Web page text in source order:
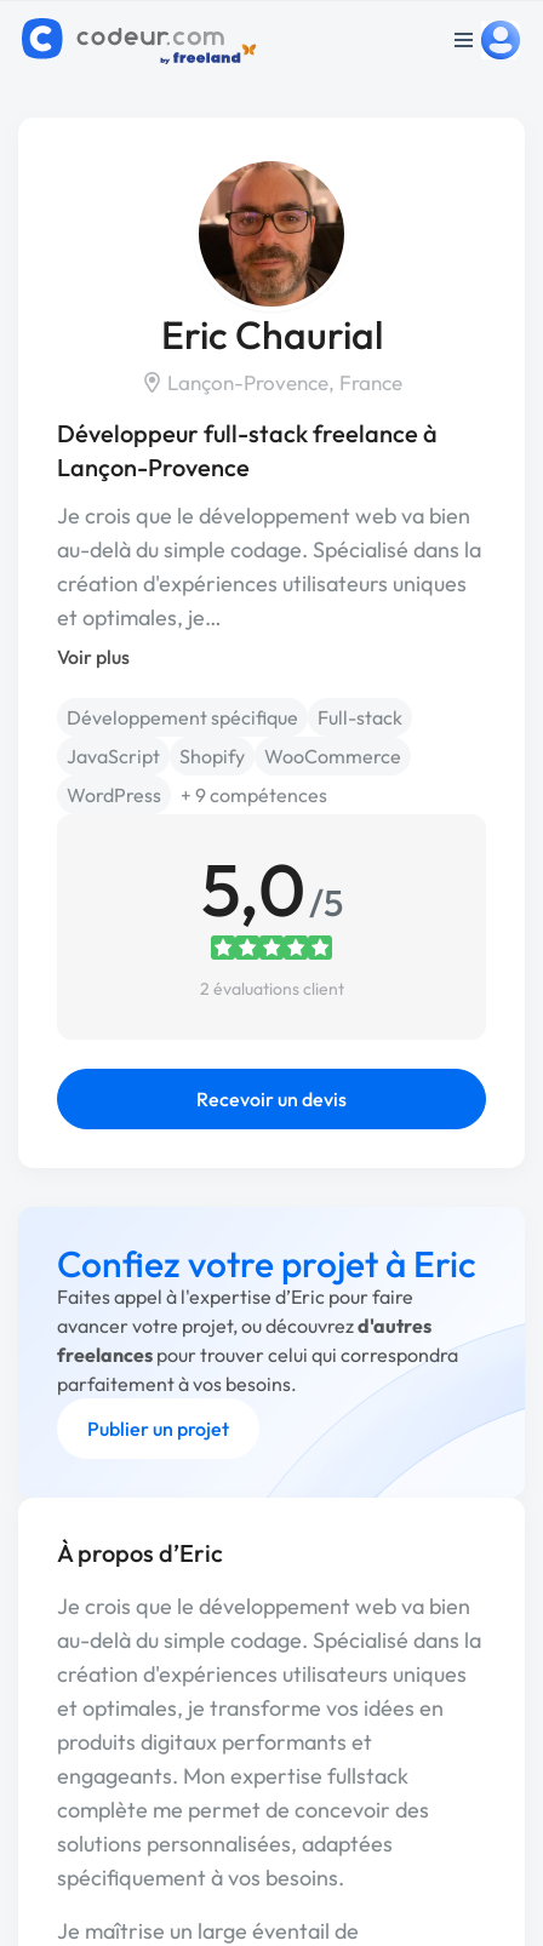
Eric Chaurial
Lançon-Provence, France
Développeur full-stack freelance à
Lançon-Provence
Je crois que le développement web va bien
au-delà du simple codage. Spécialisé dans la
création d'expériences utilisateurs uniques
et optimales, je…
Voir plus
Développement spécifique
Full-stack
JavaScript
Shopify
WooCommerce
WordPress
+ 9 compétences
5,0/5
2 évaluations client
Recevoir un devis
Confiez votre projet à Eric
Faites appel à l'expertise d’Eric pour faire
avancer votre projet, ou découvrezd'autres
freelances pour trouver celui qui correspondra
parfaitement à vos besoins.
Publier un projet
À propos d’Eric
Je crois que le développement web va bien
au-delà du simple codage. Spécialisé dans la
création d'expériences utilisateurs uniques
et optimales, je transforme vos idées en
produits digitaux performants et
engageants. Mon expertise fullstack
complète me permet de concevoir des
solutions personnalisées, adaptées
spécifiquement à vos besoins.
Je maîtrise un large éventail de